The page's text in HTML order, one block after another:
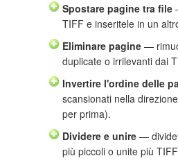
Spostare pagine tra file
TIFF e inseritele in un
Eliminare pagine —
duplicate o irrilevanti dai
Invertire l'ordine delle
scansionati nella
per prima).
Dividere e unire —
più piccoli o unite più